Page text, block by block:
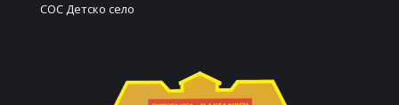
СОС Детско село